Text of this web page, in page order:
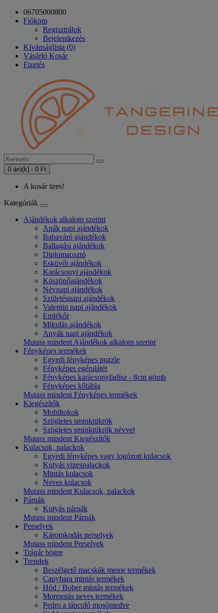
06705000800
Fiókom
Regisztrálok
Bejelentkezés
Kívánságlista (0)
Vásárló Kosár
Fizetés
0 árú(k) - 0 Ft
A kosár üres!
Kategóriák
Ajándékok alkalom szerint
Apák napi ajándékok
Babaváró ajándékok
Ballagási ajándékok
Diplomaosztó
Esküvői ajándékok
Karácsonyi ajándékok
Köszönőajándékok
Névnapi ajándékok
Születésnapi ajándékok
Valentin napi ajándékok
Emlékőr
Mikulás ajándékok
Anyák napi ajándékok
Mutass mindent Ajándékok alkalom szerint
Fényképes termékek
Egyedi fényképes puzzle
Fényképes egéralátét
Fényképes karácsonyfadísz - 8cm gömb
Fényképes kőtábla
Mutass mindent Fényképes termékek
Kiegészítők
Mobiltokok
Szögletes sminktükrök
Szögletes sminktükrök névvel
Mutass mindent Kiegészítők
Kulacsok, palackok
Egyedi fényképes vagy logózott kulacsok
Kutyás vizespalackok
Mintás kulacsok
Neves kulacsok
Mutass mindent Kulacsok, palackok
Párnák
Kutyás párnák
Mutass mindent Párnák
Perselyek
Káromkodás perselyek
Mutass mindent Perselyek
Trágár bögre
Trendek
Beszélgető macskák meme termékek
Capybara mintás termékek
Hód / Bober mintás termékek
Mormotás neves termékek
Pedro a táncoló mosómedve